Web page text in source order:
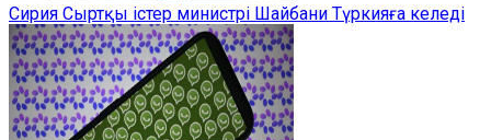
Сирия Сыртқы істер министрі Шайбани Түркияға келеді